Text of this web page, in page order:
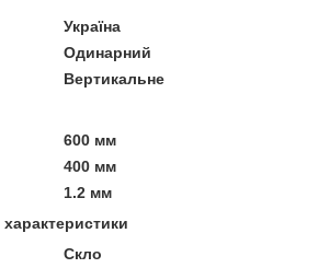
Україна
Одинарний
Вертикальне
600 мм
400 мм
1.2 мм
Скло